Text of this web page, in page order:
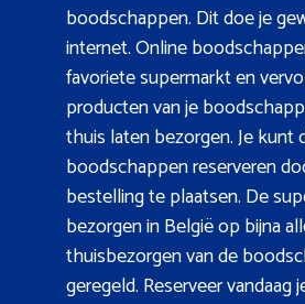
boodschappen. Dit doe je
internet. Online
favoriete supermarkt en
producten van je
thuis laten bezorgen. Je kunt
boodschappen reserveren
bestelling te plaatsen. De
bezorgen in België op bijna
thuisbezorgen van de
geregeld. Reserveer vandaag